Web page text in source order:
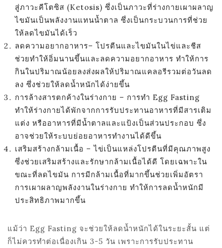
สู่ภาวะคีโตซิส (Ketosis) ซึ่งเป็นภาวะที่ร่างกายเผาผลาญ
ไขมันเป็นพลังงานแทนน้ำตาล ซึ่งเป็นกระบวนการที่ช่วย
ให้ลดไขมันได้เร็ว
ลดความอยากอาหาร– โปรตีนและไขมันในไข่และชีส
ช่วยทำให้อิ่มนานขึ้นและลดความอยากอาหาร ทำให้การ
กินในปริมาณน้อยลงส่งผลให้ปริมาณแคลอรีรวมต่อวันลด
ลง ซึ่งช่วยให้ลดน้ำหนักได้ง่ายขึ้น
การล้างสารตกค้างในร่างกาย – การทำ Egg Fasting
ทำให้ร่างกายได้พักจากการรับประทานอาหารที่มีสารเติม
แต่ง หรืออาหารที่มีน้ำตาลและแป้งเป็นส่วนประกอบ ซึ่ง
อาจช่วยให้ระบบย่อยอาหารทำงานได้ดีขึ้น
เสริมสร้างกล้ามเนื้อ – ไข่เป็นแหล่งโปรตีนที่มีคุณภาพสูง
ซึ่งช่วยเสริมสร้างและรักษากล้ามเนื้อได้ดี โดยเฉพาะใน
ขณะที่ลดไขมัน การมีกล้ามเนื้อที่มากขึ้นช่วยเพิ่มอัตรา
การเผาผลาญพลังงานในร่างกาย ทำให้การลดน้ำหนักมี
ประสิทธิภาพมากขึ้น
แม้ว่า Egg Fasting จะช่วยให้ลดน้ำหนักได้ในระยะสั้น แต่
ก็ไม่ควรทำต่อเนื่องเกิน 3-5 วัน เพราะการรับประทาน